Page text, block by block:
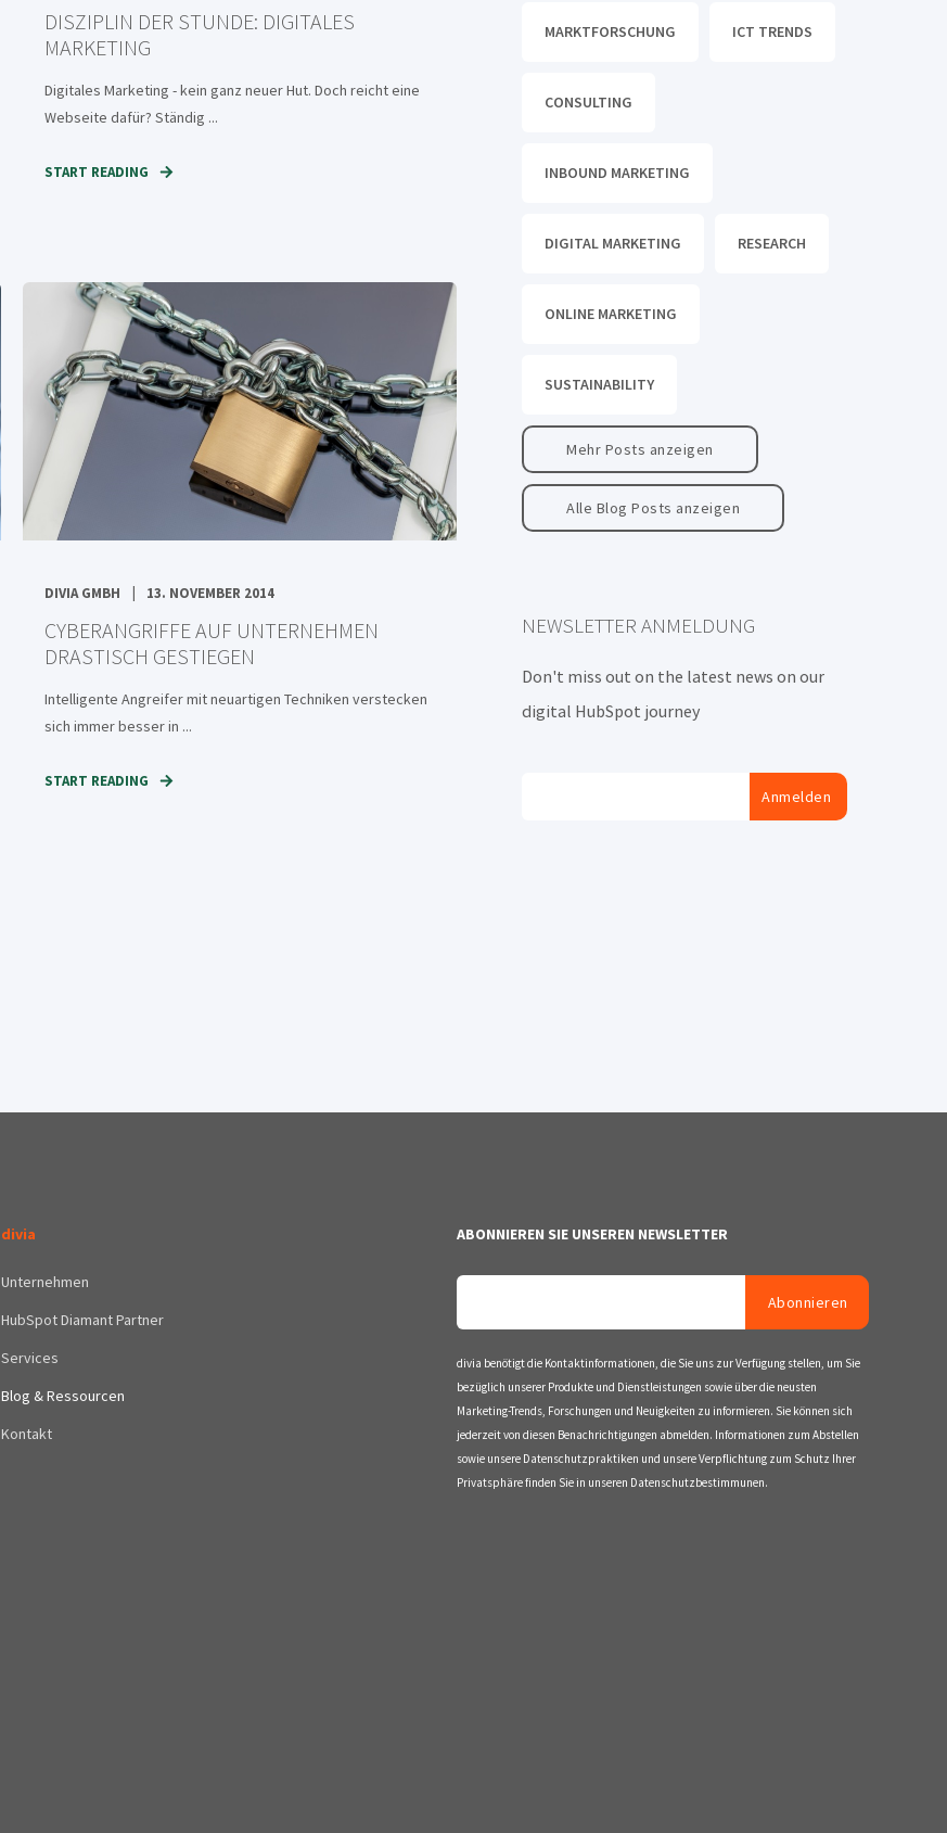
DISZIPLIN DER STUNDE: DIGITALES
MARKETING
Digitales Marketing - kein ganz neuer Hut. Doch reicht eine
Webseite dafür? Ständig ...
START READING
DIVIA GMBH 13. NOVEMBER 2014
CYBERANGRIFFE AUF UNTERNEHMEN
DRASTISCH GESTIEGEN
Intelligente Angreifer mit neuartigen Techniken verstecken
sich immer besser in ...
START READING
MARKTFORSCHUNG ICT TRENDS
CONSULTING
INBOUND MARKETING
DIGITAL MARKETING RESEARCH
ONLINE MARKETING
SUSTAINABILITY
Mehr Posts anzeigen
Alle Blog Posts anzeigen
NEWSLETTER ANMELDUNG
Don't miss out on the latest news on our
digital HubSpot journey
divia
Unternehmen
HubSpot Diamant Partner
Services
Blog & Ressourcen
Kontakt
ABONNIEREN SIE UNSEREN NEWSLETTER
divia benötigt die Kontaktinformationen, die Sie uns zur Verfügung stellen, um Sie
bezüglich unserer Produkte und Dienstleistungen sowie über die neusten
Marketing-Trends, Forschungen und Neuigkeiten zu informieren. Sie können sich
jederzeit von diesen Benachrichtigungen abmelden. Informationen zum Abstellen
sowie unsere Datenschutzpraktiken und unsere Verpflichtung zum Schutz Ihrer
Privatsphäre finden Sie in unseren Datenschutzbestimmunen.